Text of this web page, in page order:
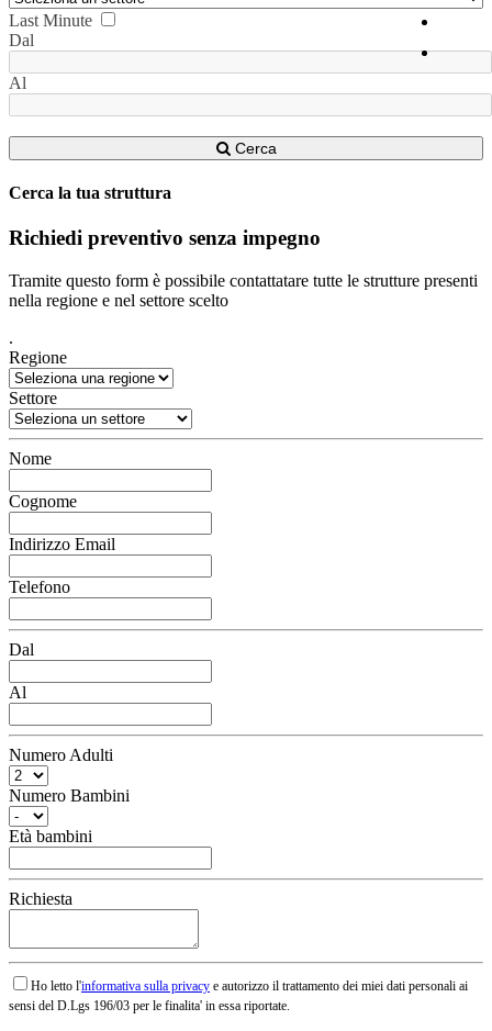
Last Minute
Dal
Al
Cerca
Cerca la tua struttura
Richiedi preventivo senza impegno
Tramite questo form è possibile contattatare tutte le strutture presenti
nella regione e nel settore scelto
.
Regione
Settore
Nome
Cognome
Indirizzo Email
Telefono
Dal
Al
Numero Adulti
Numero Bambini
Età bambini
Richiesta
Ho letto l'informativa sulla privacy e autorizzo il trattamento dei miei dati personali ai
sensi del D.Lgs 196/03 per le finalita' in essa riportate.